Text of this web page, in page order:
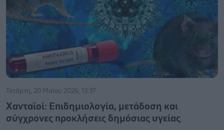
Τετάρτη, 20 Μαΐου 2026, 13:37
Χανταϊοί: Επιδημιολογία, μετάδοση και
σύγχρονες προκλήσεις δημόσιας υγείας